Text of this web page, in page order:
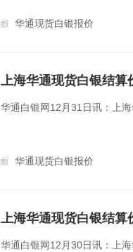
华通现货白银报价
上海华通现货白银结算
华通白银网12月31日讯：上
华通现货白银报价
上海华通现货白银结算
华通白银网12月30日讯：上